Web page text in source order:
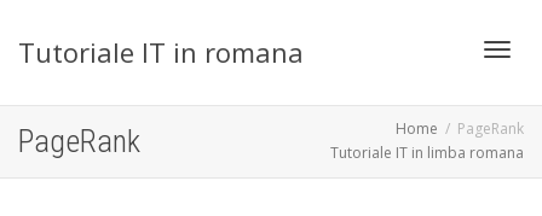
Tutoriale IT in romana
PageRank Home
PageRank
Tutoriale IT in limba romana